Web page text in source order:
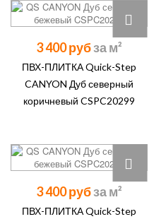
3 400 руб
ПВХ-ПЛИТКА Quick-Step
CANYON Дуб северный
коричневый CSPC20299
3 400 руб
ПВХ-ПЛИТКА Quick-Step